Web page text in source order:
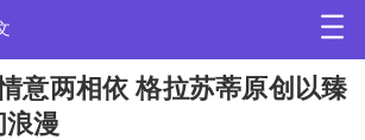
意两相依 格拉苏蒂原创以臻
浪漫